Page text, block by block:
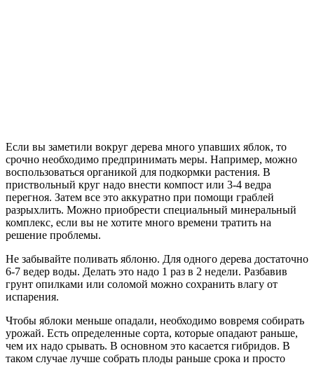
Если вы заметили вокруг дерева много упавших яблок, то
срочно необходимо предпринимать меры. Например, можно
воспользоваться органикой для подкормки растения. В
приствольный круг надо внести компост или 3-4 ведра
перегноя. Затем все это аккуратно при помощи граблей
разрыхлить. Можно приобрести специальный минеральный
комплекс, если вы не хотите много времени тратить на
решение проблемы.
Не забывайте поливать яблоню. Для одного дерева достаточно
6-7 ведер воды. Делать это надо 1 раз в 2 недели. Разбавив
грунт опилками или соломой можно сохранить влагу от
испарения.
Чтобы яблоки меньше опадали, необходимо вовремя собирать
урожай. Есть определенные сорта, которые опадают раньше,
чем их надо срывать. В основном это касается гибридов. В
таком случае лучше собрать плоды раньше срока и просто